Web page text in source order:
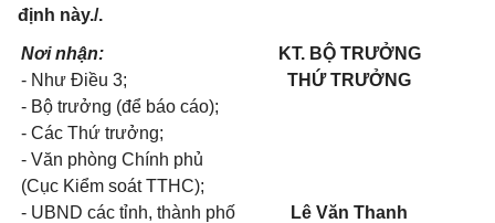
định này./.
Nơi nhận:
- Như Điều 3;
- Bộ trưởng (để báo cáo);
- Các Thứ trưởng;
- Văn phòng Chính phủ
(Cục Kiểm soát TTHC);
- UBND các tỉnh, thành phố
KT. BỘ TRƯỞNG
THỨ TRƯỞNG
Lê Văn Thanh